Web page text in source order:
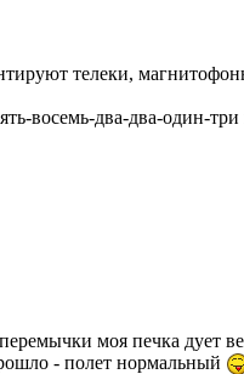
телеки,
восемь-два-два-один-
моя печка дует
- полет нормальный